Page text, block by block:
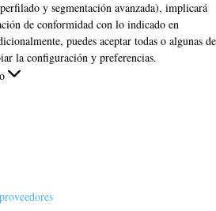
y segmentación avanzada), implicará
de conformidad con lo indicado en
puedes aceptar todas o algunas de
la configuración y preferencias.